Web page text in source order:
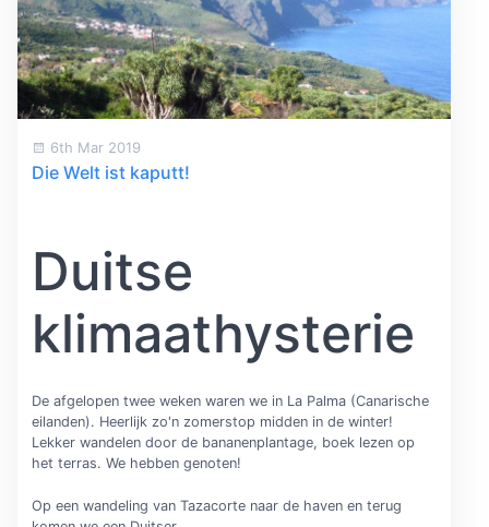
6th Mar 2019
Die Welt ist kaputt!
Duitse
klimaathysterie
De afgelopen twee weken waren we in La Palma (Canarische
eilanden). Heerlijk zo'n zomerstop midden in de winter!
Lekker wandelen door de bananenplantage, boek lezen op
het terras. We hebben genoten!
Op een wandeling van Tazacorte naar de haven en terug